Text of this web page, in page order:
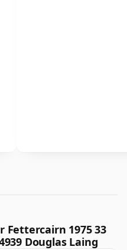
Fettercairn 1975 33
Douglas Laing